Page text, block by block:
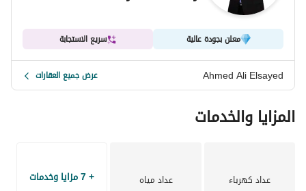
معلن بجودة عالية سريع الاستجابة
Ahmed Ali Elsayed عرض جميع العقارات
المزايا والخدمات
عداد كهرباء عداد مياه + 7 مزايا وخدمات